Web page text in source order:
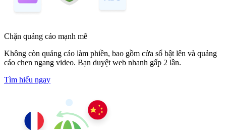
Chặn quảng cáo mạnh mẽ
Không còn quảng cáo làm phiền, bao gồm cửa sổ bật lên và quảng
cáo chen ngang video. Bạn duyệt web nhanh gấp 2 lần.
Tìm hiểu ngay